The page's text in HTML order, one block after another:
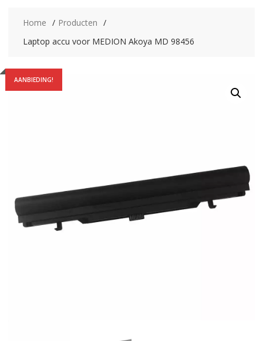
Home
Producten
Laptop accu voor MEDION Akoya MD 98456
AANBIEDING!